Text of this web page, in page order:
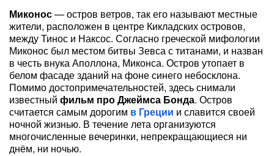
Миконос— остров ветров, так его называют местные
жители, расположен в центре Кикладских островов,
между Тинос и Наксос. Согласно греческой мифологии
Миконос был местом битвы Зевса с титанами, и назван
в честь внука Аполлона, Миконса. Остров утопает в
белом фасаде зданий на фоне синего небосклона.
Помимо достопримечательностей, здесь снимали
известный фильм про Джеймса Бонда. Остров
считается самым дорогим в Греции и славится своей
ночной жизнью. В течение лета организуются
многочисленные вечеринки, непрекращающиеся ни
днём, ни ночью.